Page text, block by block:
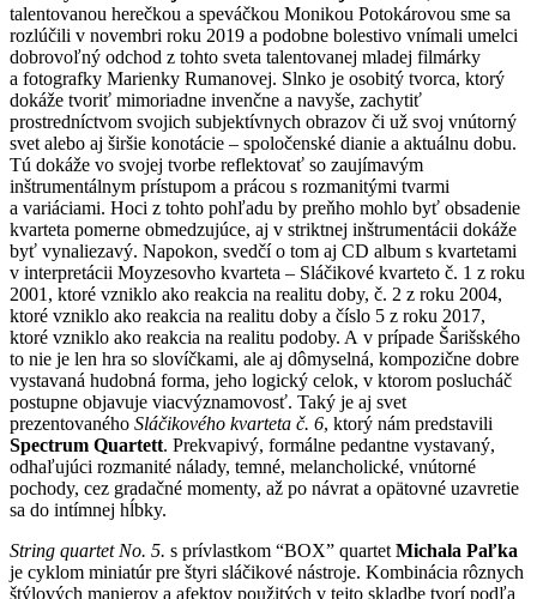
talentovanou herečkou a speváčkou Monikou Potokárovou sme sa
rozlúčili v novembri roku 2019 a podobne bolestivo vnímali umelci
dobrovoľný odchod z tohto sveta talentovanej mladej filmárky
a fotografky Marienky Rumanovej. Slnko je osobitý tvorca, ktorý
dokáže tvoriť mimoriadne invenčne a navyše, zachytiť
prostredníctvom svojich subjektívnych obrazov či už svoj vnútorný
svet alebo aj širšie konotácie – spoločenské dianie a aktuálnu dobu.
Tú dokáže vo svojej tvorbe reflektovať so zaujímavým
inštrumentálnym prístupom a prácou s rozmanitými tvarmi
a variáciami. Hoci z tohto pohľadu by preňho mohlo byť obsadenie
kvarteta pomerne obmedzujúce, aj v striktnej inštrumentácii dokáže
byť vynaliezavý. Napokon, svedčí o tom aj CD album s kvartetami
v interpretácii Moyzesovho kvarteta – Sláčikové kvarteto č. 1 z roku
2001, ktoré vzniklo ako reakcia na realitu doby, č. 2 z roku 2004,
ktoré vzniklo ako reakcia na realitu doby a číslo 5 z roku 2017,
ktoré vzniklo ako reakcia na realitu podoby. A v prípade Šarišského
to nie je len hra so slovíčkami, ale aj dômyselná, kompozične dobre
vystavaná hudobná forma, jeho logický celok, v ktorom poslucháč
postupne objavuje viacvýznamovosť. Taký je aj svet
prezentovaného Sláčikového kvarteta č. 6, ktorý nám predstavili
Spectrum Quartett. Prekvapivý, formálne pedantne vystavaný,
odhaľujúci rozmanité nálady, temné, melancholické, vnútorné
pochody, cez gradačné momenty, až po návrat a opätovné uzavretie
sa do intímnej hĺbky.
String quartet No. 5. s prívlastkom “BOX” quartet Michala Paľka
je cyklom miniatúr pre štyri sláčikové nástroje. Kombinácia rôznych
štýlových manierov a afektov použitých v tejto skladbe tvorí podľa